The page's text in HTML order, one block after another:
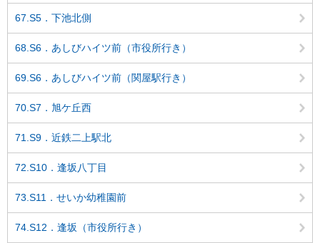
67.S5．下池北側
68.S6．あしびハイツ前（市役所行き）
69.S6．あしびハイツ前（関屋駅行き）
70.S7．旭ケ丘西
71.S9．近鉄二上駅北
72.S10．逢坂八丁目
73.S11．せいか幼稚園前
74.S12．逢坂（市役所行き）